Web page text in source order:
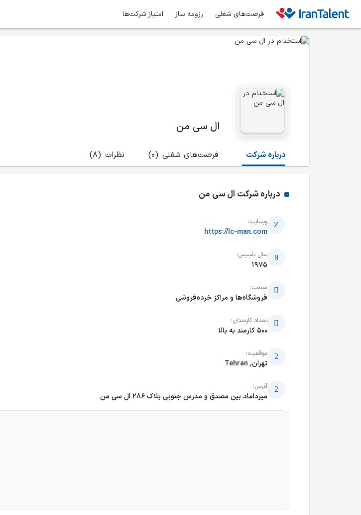
فرصت‌های شغلی رزومه ساز امتیاز شرکت‌ها
ال سی من
درباره شرکت (0) فرصت‌های شغلی (8) نظرات
درباره شرکت ال سی من
وبسایت:
https://lc-man.com
سال تأسیس:
1975
صنعت:
فروشگاه‌ها و مراکز خرده‌فروشی
تعداد کارمندان:
500 کارمند به بالا
موقعیت:
تهران, Tehran
آدرس:
میرداماد بین مصدق و مدرس جنوبی پلاک 286 ال سی من